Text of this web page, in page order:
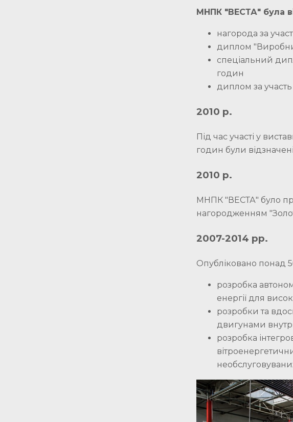
МНПК "ВЕСТА" була
нагорода за
диплом
спеціальний
годин
диплом за
2010 р.
Під час участі у
годин були
2010 р.
МНПК "ВЕСТА" було
нагородженням
2007-2014 рр.
Опубліковано понад
розробка
енергії для
розробки та
двигунами
розробка